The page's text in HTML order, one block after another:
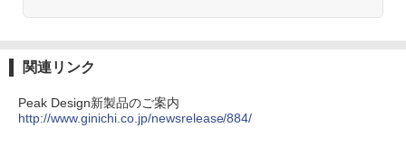
関連リンク
Peak Design新製品のご案内
http://www.ginichi.co.jp/newsrelease/884/